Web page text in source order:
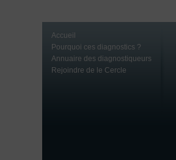
Accueil
Pourquoi ces diagnostics ?
Annuaire des diagnostiqueurs
Rejoindre de le Cercle